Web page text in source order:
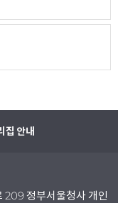
집 안내
209 정부서울청사 개인